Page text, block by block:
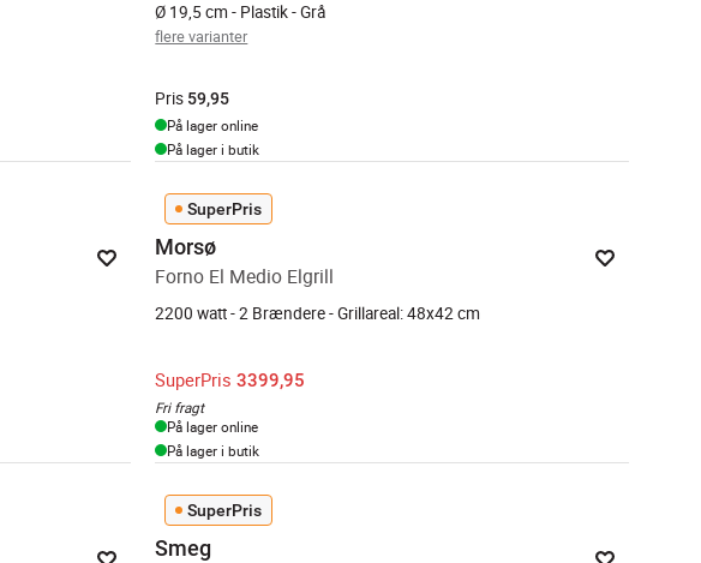
Ø 19,5 cm - Plastik - Grå
flere varianter
Pris 59,95
På lager online
På lager i butik
SuperPris
Morsø
Forno El Medio Elgrill
2200 watt - 2 Brændere - Grillareal: 48x42 cm
SuperPris 3399,95
Fri fragt
På lager online
På lager i butik
SuperPris
Smeg